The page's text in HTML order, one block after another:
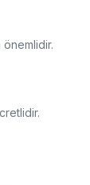
önemlidir.